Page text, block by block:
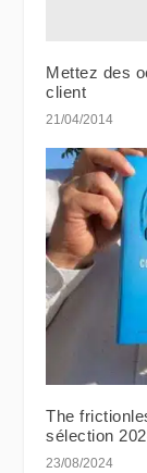
Mettez des
client
21/04/2014
The
sélection
23/08/2024